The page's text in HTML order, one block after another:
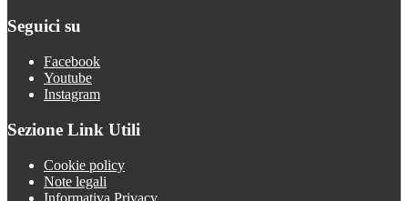
Seguici su
Facebook
Youtube
Instagram
Sezione Link Utili
Cookie policy
Note legali
Informativa Privacy